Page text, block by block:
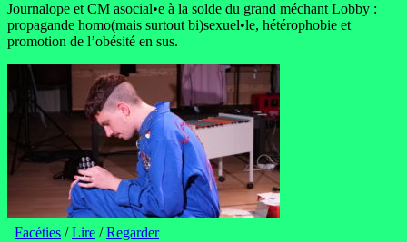
Journalope et CM asocial•e à la solde du grand méchant Lobby :
propagande homo(mais surtout bi)sexuel•le, hétérophobie et
promotion de l’obésité en sus.
Facéties /Lire /Regarder